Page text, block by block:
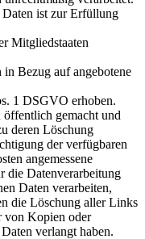
Daten ist zur Erfüllung
Mitgliedstaaten
Bezug auf angebotene
1 DSGVO erhoben.
öffentlich gemacht und
deren Löschung
der verfügbaren
angemessene
die Datenverarbeitung
Daten verarbeiten,
die Löschung aller Links
von Kopien oder
verlangt haben.